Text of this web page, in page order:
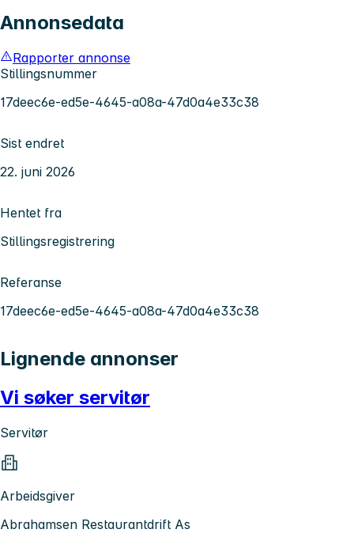
Annonsedata
Rapporter annonse
Stillingsnummer
17deec6e-ed5e-4645-a08a-47d0a4e33c38
Sist endret
22. juni 2026
Hentet fra
Stillingsregistrering
Referanse
17deec6e-ed5e-4645-a08a-47d0a4e33c38
Lignende annonser
Vi søker servitør
Servitør
Arbeidsgiver
Abrahamsen Restaurantdrift As